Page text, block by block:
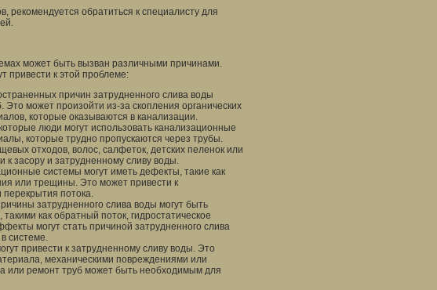
рекомендуется обратиться к специалисту для
может быть вызван различными причинами.
привести к этой проблеме:
причин затрудненного слива воды
может произойти из-за скопления органических
которые оказываются в канализации.
люди могут использовать канализационные
которые трудно пропускаются через трубы.
отходов, волос, салфеток, детских пеленок или
к засору и затрудненному сливу воды.
системы могут иметь дефекты, такие как
или трещины. Это может привести к
перекрытия потока.
затрудненного слива воды могут быть
как обратный поток, гидростатическое
могут стать причиной затрудненного слива
системе.
привести к затрудненному сливу воды. Это
механическими повреждениями или
или ремонт труб может быть необходимым для